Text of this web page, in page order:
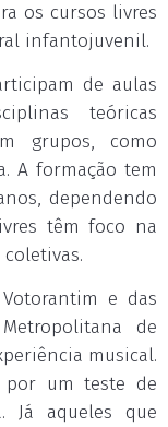
os cursos livres
infantojuvenil.
de aulas
teóricas
grupos, como
A formação tem
dependendo
têm foco na
e das
de
musical.
por um teste de
Já aqueles que